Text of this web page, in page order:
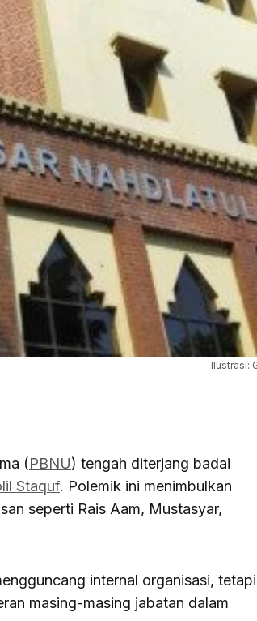
Ilustrasi:
(PBNU) tengah diterjang badai
Staquf. Polemik ini menimbulkan
seperti Rais Aam, Mustasyar,
internal organisasi, tetapi
masing-masing jabatan dalam